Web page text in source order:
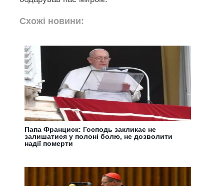
Схожі новини:
Папа Франциск: Господь закликає не
залишатися у полоні болю, не дозволити
надії померти